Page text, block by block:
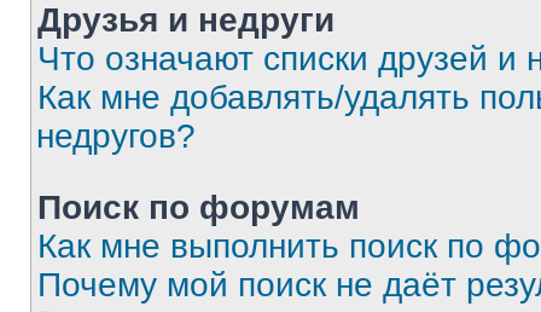
Друзья и недруги
Что означают списки друзей и
Как мне добавлять/удалять
недругов?
Поиск по форумам
Как мне выполнить поиск по
Почему мой поиск не даёт